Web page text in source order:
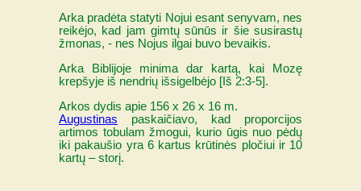
Arka pradėta statyti Nojui esant senyvam, nes
reikėjo, kad jam gimtų sūnūs ir šie susirastų
žmonas, - nes Nojus ilgai buvo bevaikis.
Arka Biblijoje minima dar kartą, kai Mozę
krepšyje iš nendrių išsigelbėjo [Iš 2:3-5].
Arkos dydis apie 156 x 26 x 16 m.
Augustinas paskaičiavo, kad proporcijos
artimos tobulam žmogui, kurio ūgis nuo pėdų
iki pakaušio yra 6 kartus krūtinės pločiui ir 10
kartų – storį.